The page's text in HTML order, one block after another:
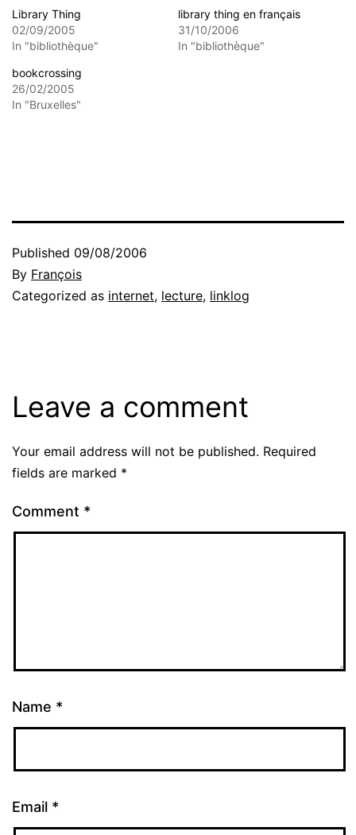
Library Thing
02/09/2005
In "bibliothèque"
library thing en français
31/10/2006
In "bibliothèque"
bookcrossing
26/02/2005
In "Bruxelles"
Published 09/08/2006
By François
Categorized as internet, lecture, linklog
Leave a comment
Your email address will not be published. Required
fields are marked *
Comment *
Name *
Email *